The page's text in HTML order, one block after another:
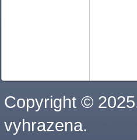
Copyright ©
vyhrazena.